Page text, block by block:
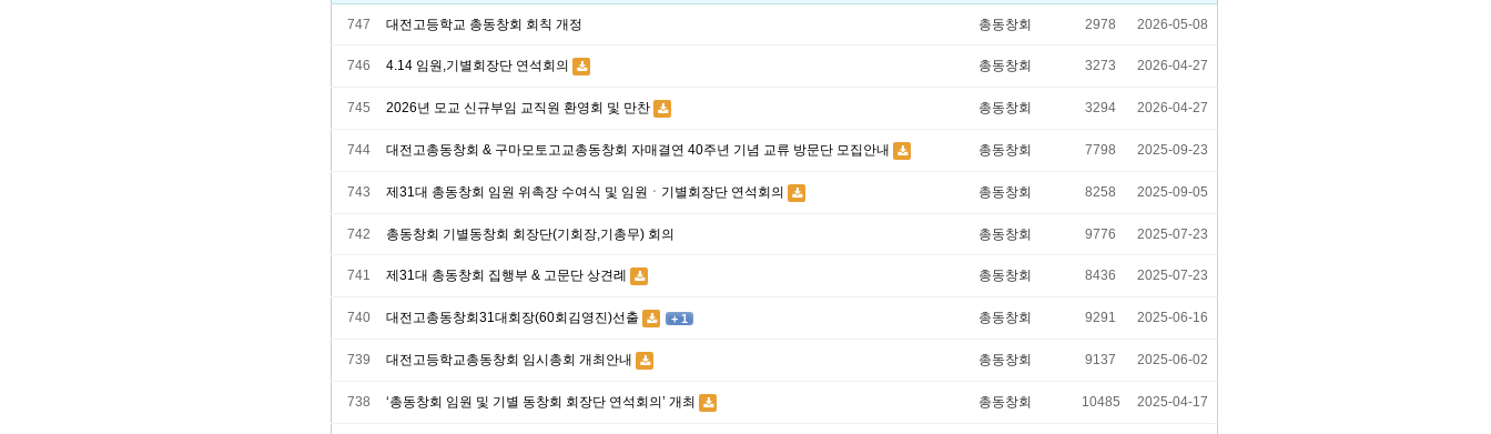
747 대전고등학교 총동창회 회칙 개정 총동창회 2978 2026-05-08
746 4.14 임원,기별회장단 연석회의 총동창회 3273 2026-04-27
745 2026년 모교 신규부임 교직원 환영회 및 만찬 총동창회 3294 2026-04-27
744 대전고총동창회 & 구마모토고교총동창회 자매결연 40주년 기념 교류 방문단 모집안내 총동창회 7798 2025-09-23
743 제31대 총동창회 임원 위촉장 수여식 및 임원ㆍ기별회장단 연석회의 총동창회 8258 2025-09-05
742 총동창회 기별동창회 회장단(기회장,기총무) 회의 총동창회 9776 2025-07-23
741 제31대 총동창회 집행부 & 고문단 상견례 총동창회 8436 2025-07-23
740 대전고총동창회31대회장(60회김영진)선출 + 1 총동창회 9291 2025-06-16
739 대전고등학교총동창회 임시총회 개최안내 총동창회 9137 2025-06-02
738 ‘총동창회 임원 및 기별 동창회 회장단 연석회의’ 개최 총동창회 10485 2025-04-17